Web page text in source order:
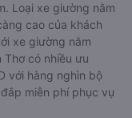
Loại xe giường nằm
cao của khách
xe giường nằm
có nhiều ưu
với hàng nghìn bộ
miễn phí phục vụ